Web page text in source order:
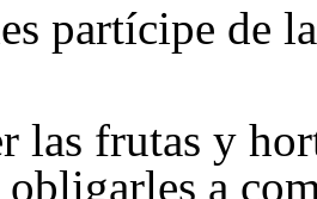
partícipe de
las frutas y
a